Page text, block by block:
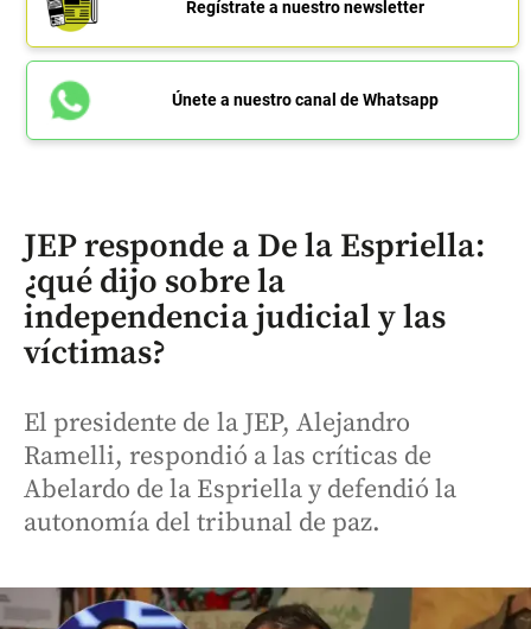
Regístrate a nuestro newsletter
Únete a nuestro canal de Whatsapp
JEP responde a De la Espriella:
¿qué dijo sobre la
independencia judicial y las
víctimas?
El presidente de la JEP, Alejandro
Ramelli, respondió a las críticas de
Abelardo de la Espriella y defendió la
autonomía del tribunal de paz.